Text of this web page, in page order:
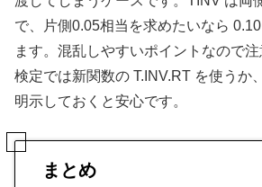
で、片側0.05相当を求めたいなら
ます。混乱しやすいポイントなので
検定では新関数の T.INV.RT を使うか
明示しておくと安心です。
まとめ